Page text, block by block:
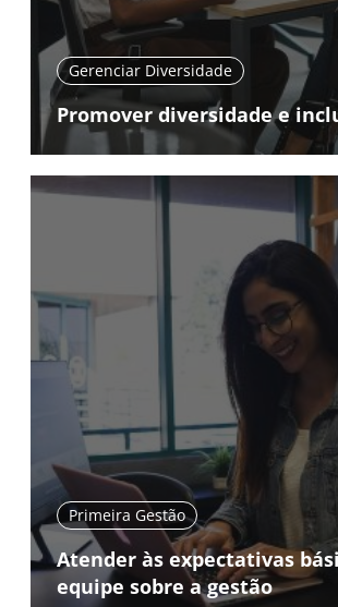
Gerenciar Diversidade
Promover diversidade e
Primeira Gestão
Atender às expectativas
equipe sobre a gestão